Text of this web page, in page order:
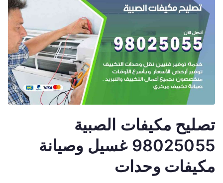
تصليح مكيفات الصبية
98025055 غسيل وصيانة
مكيفات وحدات